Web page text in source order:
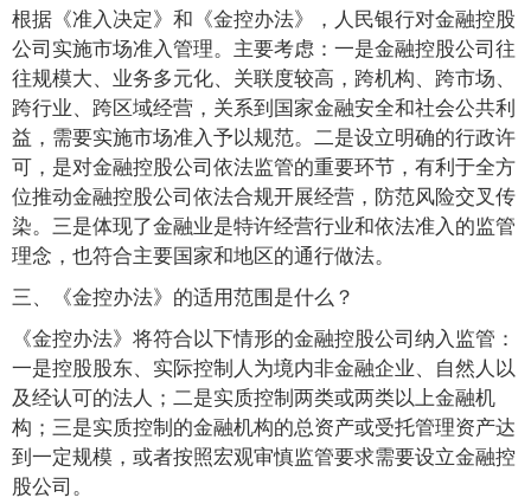
根据《准入决定》和《金控办法》，人民银行对金融控股
公司实施市场准入管理。主要考虑：一是金融控股公司往
往规模大、业务多元化、关联度较高，跨机构、跨市场、
跨行业、跨区域经营，关系到国家金融安全和社会公共利
益，需要实施市场准入予以规范。二是设立明确的行政许
可，是对金融控股公司依法监管的重要环节，有利于全方
位推动金融控股公司依法合规开展经营，防范风险交叉传
染。三是体现了金融业是特许经营行业和依法准入的监管
理念，也符合主要国家和地区的通行做法。
三、《金控办法》的适用范围是什么？
《金控办法》将符合以下情形的金融控股公司纳入监管：
一是控股股东、实际控制人为境内非金融企业、自然人以
及经认可的法人；二是实质控制两类或两类以上金融机
构；三是实质控制的金融机构的总资产或受托管理资产达
到一定规模，或者按照宏观审慎监管要求需要设立金融控
股公司。